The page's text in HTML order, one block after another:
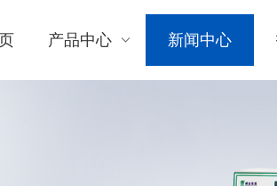
产品中心 新闻中心